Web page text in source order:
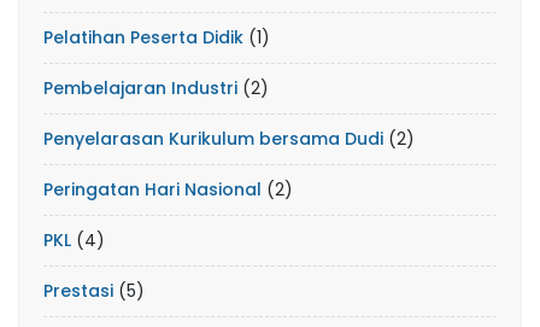
Pelatihan Peserta Didik (1)
Pembelajaran Industri (2)
Penyelarasan Kurikulum bersama Dudi (2)
Peringatan Hari Nasional (2)
PKL (4)
Prestasi (5)